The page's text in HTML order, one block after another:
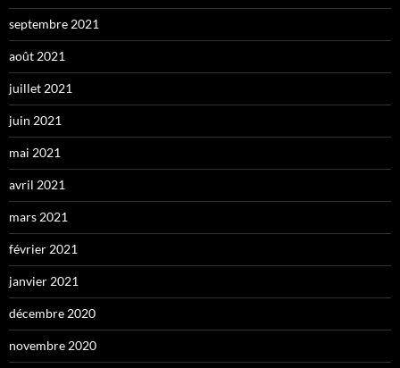
septembre 2021
août 2021
juillet 2021
juin 2021
mai 2021
avril 2021
mars 2021
février 2021
janvier 2021
décembre 2020
novembre 2020